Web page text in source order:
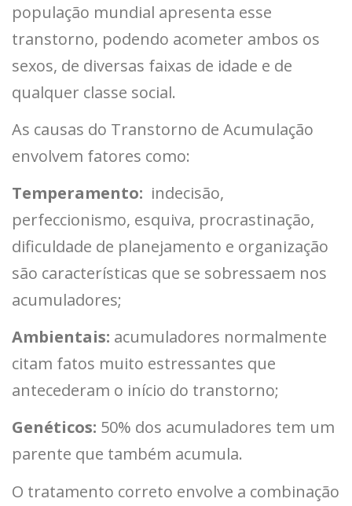
população mundial apresenta esse
transtorno, podendo acometer ambos os
sexos, de diversas faixas de idade e de
qualquer classe social.
As causas do Transtorno de Acumulação
envolvem fatores como:
Temperamento: indecisão,
perfeccionismo, esquiva, procrastinação,
dificuldade de planejamento e organização
são características que se sobressaem nos
acumuladores;
Ambientais: acumuladores normalmente
citam fatos muito estressantes que
antecederam o início do transtorno;
Genéticos: 50% dos acumuladores tem um
parente que também acumula.
O tratamento correto envolve a combinação